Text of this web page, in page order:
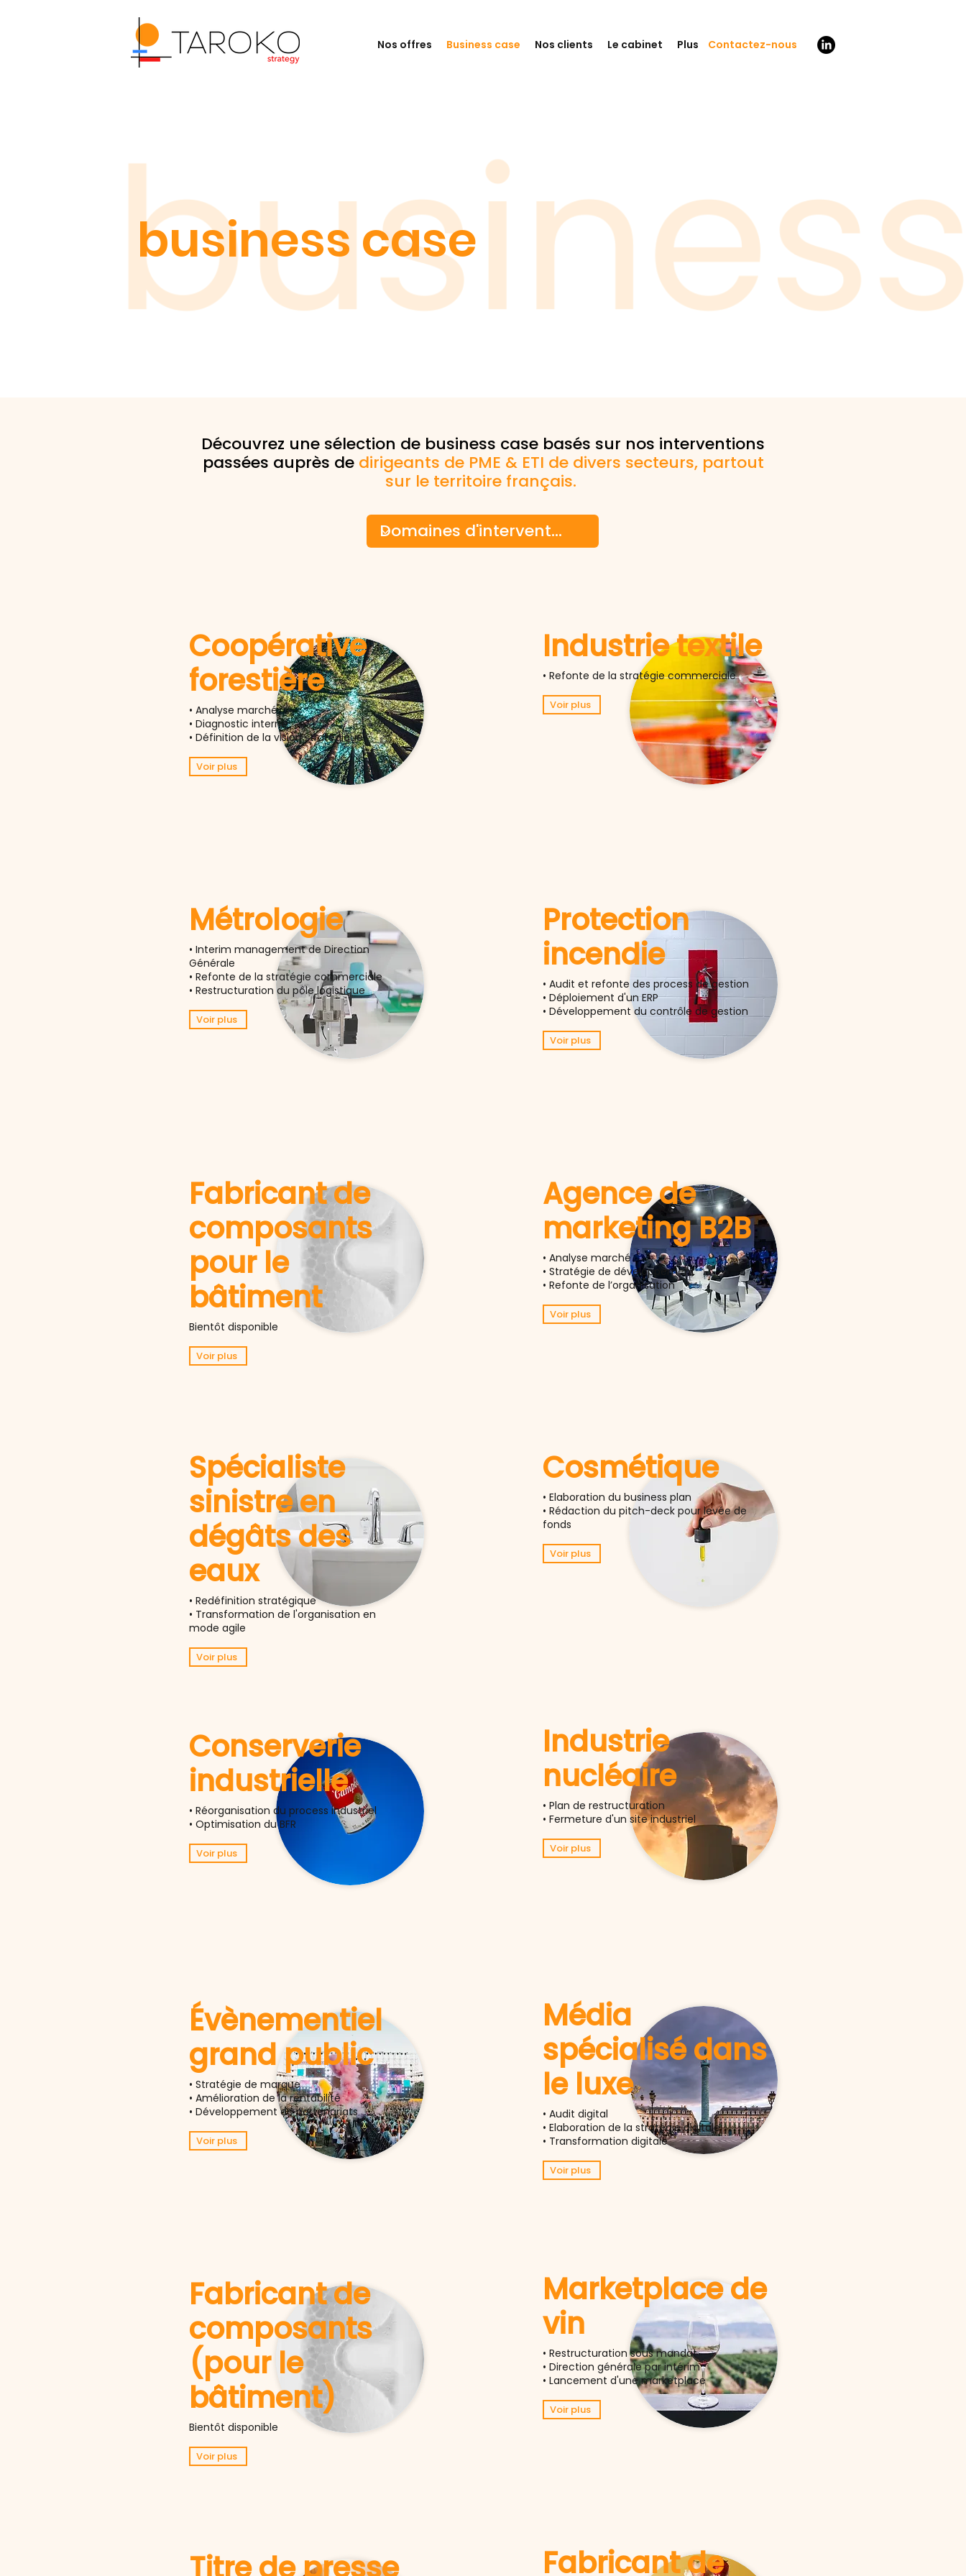
Nos offres Business case Nos clients Le cabinet Plus Contactez-nous
business case
Découvrez une sélection de business case basés sur nos interventions
passées auprès dedirigeants de PME & ETI de divers secteurs,partout
sur le territoire français.
Coopérative
forestière
• Analyse marché
• Diagnostic interne
• Définition de la vision stratégique
Voir plus
Métrologie
• Interim management de Direction
Générale
• Refonte de la stratégie commerciale
• Restructuration du pôle logistique
Voir plus
Fabricant de
composants
pour le
bâtiment
Bientôt disponible
Voir plus
Spécialiste
sinistre en
dégâts des
eaux
• Redéfinition stratégique
• Transformation de l'organisation en
mode agile
Voir plus
Conserverie
industrielle
• Réorganisation du process industriel
• Optimisation du BFR
Voir plus
Évènementiel
grand public
• Stratégie de marque
• Amélioration de la rentabilité
• Développement de partenariats
Voir plus
Fabricant de
composants
(pour le
bâtiment)
Bientôt disponible
Voir plus
Industrie textile
• Refonte de la stratégie commerciale
Voir plus
Protection
incendie
• Audit et refonte des process de gestion
• Déploiement d'un ERP
• Développement du contrôle de gestion
Voir plus
Agence de
marketing B2B
• Analyse marché
• Stratégie de développement
• Refonte de l’organisation
Voir plus
Cosmétique
• Elaboration du business plan
• Rédaction du pitch-deck pour levée de
fonds
Voir plus
Industrie
nucléaire
• Plan de restructuration
• Fermeture d'un site industriel
Voir plus
Média
spécialisé dans
le luxe
• Audit digital
• Elaboration de la stratégie digitale
• Transformation digitale
Voir plus
Marketplace de
vin
• Restructuration sous mandat
• Direction générale par intérim
• Lancement d'une marketplace
Voir plus
Fabricant de